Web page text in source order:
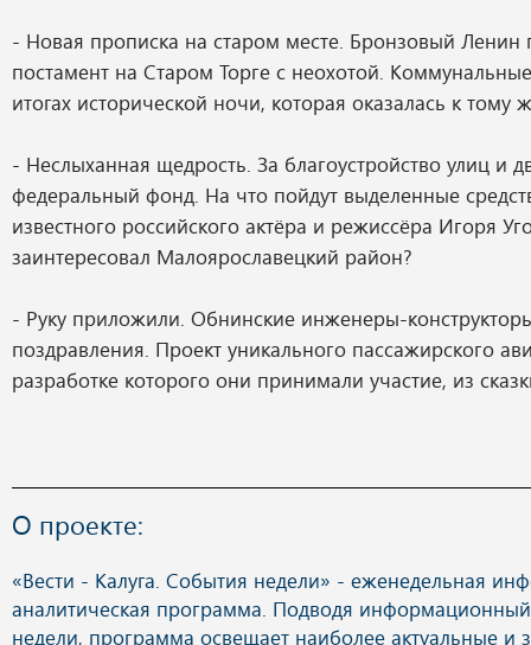
- Новая прописка на старом месте. Бронзовый Ленин
постамент на Старом Торге с неохотой.
итогах исторической ночи, которая оказалась к тому
- Неслыханная щедрость. За благоустройство улиц и
федеральный фонд. На что пойдут выделенные
известного российского актёра и режиссёра Игоря
заинтересовал Малоярославецкий район?
- Руку приложили. Обнинские инженеры-
поздравления. Проект уникального пассажирского
разработке которого они принимали участие, из
О проекте:
«Вести - Калуга. События недели» - еженедельная
аналитическая программа. Подводя
недели, программа освещает наиболее актуальные и